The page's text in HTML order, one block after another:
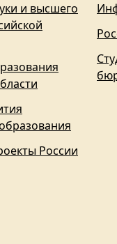
и высшего
России